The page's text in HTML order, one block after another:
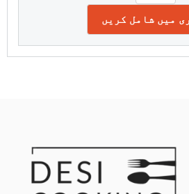
میں شامل کریں